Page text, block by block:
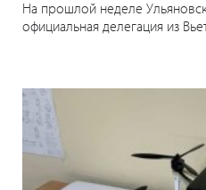
На прошлой неделе
официальная делегация из